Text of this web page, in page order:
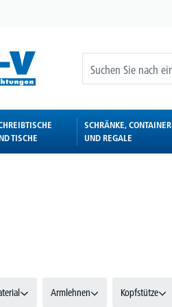
TISCHE
SCHRÄNKE, CONTAINER
UND REGALE
Armlehnen Kopfstütze